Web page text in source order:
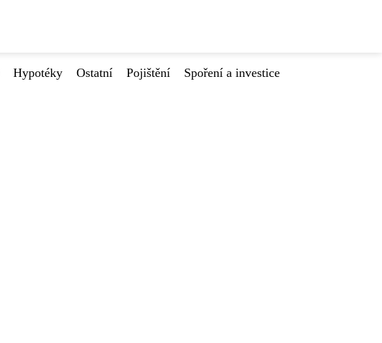
Hypotéky Ostatní Pojištění
Spoření a investice